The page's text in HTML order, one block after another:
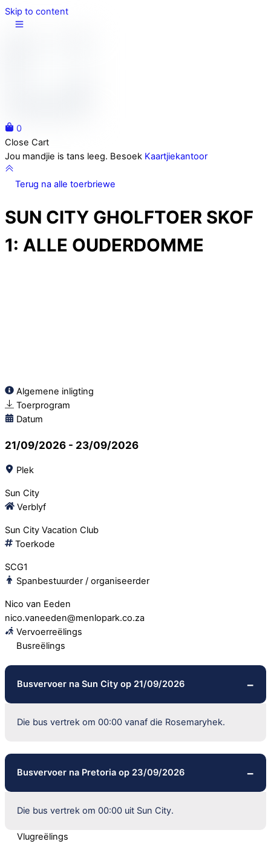
Skip to content
0
Close Cart
Jou mandjie is tans leeg. Besoek Kaartjiekantoor
Terug na alle toerbriewe
SUN CITY GHOLFTOER SKOF
1: ALLE OUDERDOMME
Algemene inligting
Toerprogram
Datum
21/09/2026 - 23/09/2026
Plek
Sun City
Verblyf
Sun City Vacation Club
Toerkode
SCG1
Spanbestuurder / organiseerder
Nico van Eeden
nico.vaneeden@menlopark.co.za
Vervoerreëlings
Busreëlings
Busvervoer na Sun City op 21/09/2026
Die bus vertrek om 00:00 vanaf die Rosemaryhek.
Busvervoer na Pretoria op 23/09/2026
Die bus vertrek om 00:00 uit Sun City.
Vlugreëlings